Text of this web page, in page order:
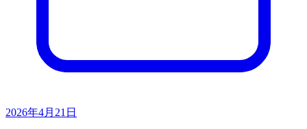
2026年4月21日